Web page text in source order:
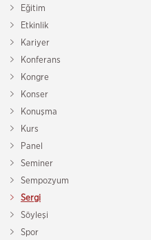
Eğitim
Etkinlik
Kariyer
Konferans
Kongre
Konser
Konuşma
Kurs
Panel
Seminer
Sempozyum
Sergi
Söyleşi
Spor